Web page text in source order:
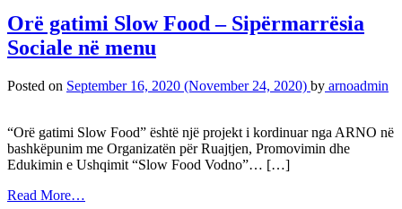
Orë gatimi Slow Food – Sipërmarrësia
Sociale në menu
Posted on September 16, 2020 (November 24, 2020) by arnoadmin
“Orë gatimi Slow Food” është një projekt i kordinuar nga ARNO në
bashkëpunim me Organizatën për Ruajtjen, Promovimin dhe
Edukimin e Ushqimit “Slow Food Vodno”… […]
Read More…